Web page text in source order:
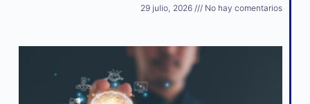
29 julio, 2026 No hay comentarios